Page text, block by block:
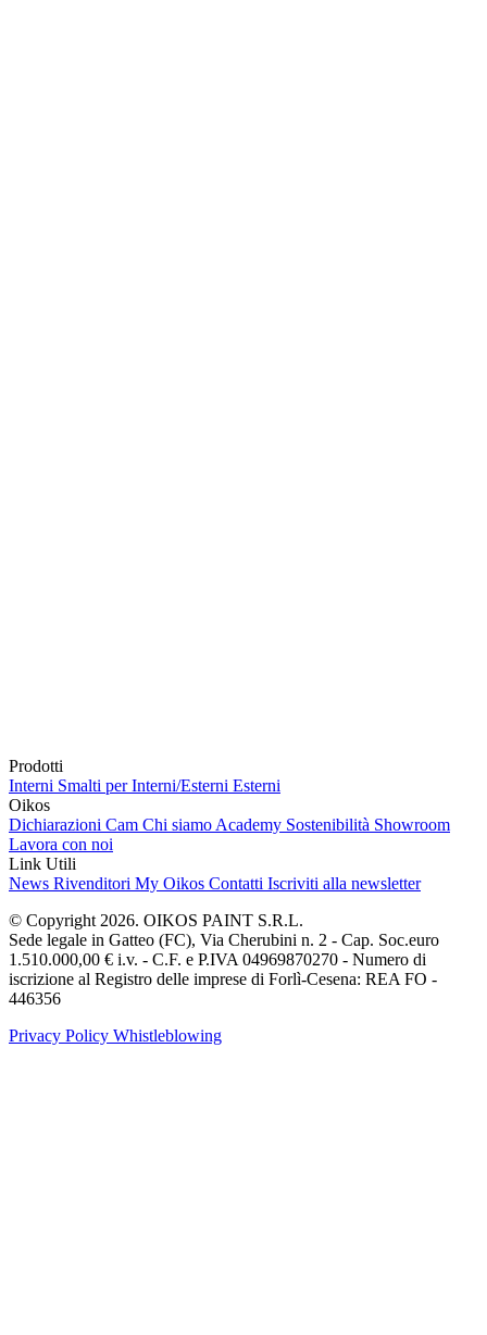
Prodotti
Interni Smalti per Interni/Esterni Esterni
Oikos
Dichiarazioni Cam Chi siamo Academy Sostenibilità Showroom
Lavora con noi
Link Utili
News Rivenditori My Oikos Contatti Iscriviti alla newsletter
© Copyright 2026. OIKOS PAINT S.R.L.
Sede legale in Gatteo (FC), Via Cherubini n. 2 - Cap. Soc.euro
1.510.000,00 € i.v. - C.F. e P.IVA 04969870270 - Numero di
iscrizione al Registro delle imprese di Forlì-Cesena: REA FO -
446356
Privacy Policy Whistleblowing